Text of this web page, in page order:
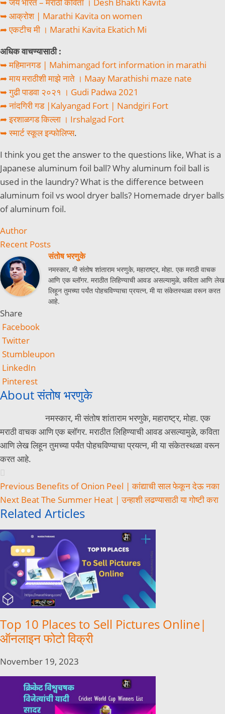
➥ आक्रोश | Marathi Kavita on women
➦ एकटीच मी । Marathi Kavita Ekatich Mi
अधिक वाचण्यासाठी :
➥ महिमानगड | Mahimangad fort information in marathi
➦ माय मराठीशी माझे नाते । Maay Marathishi maze nate
➥ गुढी पाडवा २०२१ । Gudi Padwa 2021
➦ नांदगिरी गड |Kalyangad Fort | Nandgiri Fort
➦ इरशाळगड किल्ला । Irshalgad Fort
➥ स्मार्ट स्कूल इन्फोलिप्स.
I think you get the answer to the questions like, What is a
Japanese aluminum foil ball? Why aluminum foil ball is
used in the laundry? What is the difference between
aluminum foil vs wool dryer balls? Homemade dryer balls
of aluminum foil.
Author
Recent Posts
संतोष भरणुके
नमस्कार, मी संतोष शांताराम भरणुके, महाराष्ट्र, मोहा. एक मराठी वाचक
आणि एक ब्लॉगर. मराठीत लिहिण्याची आवड असल्यामुळे, कविता आणि लेख
लिहून तुमच्या पर्यंत पोहचविण्याचा प्रयत्न, मी या संकेतस्थळा वरून करत
आहे.
Share
Facebook
Twitter
Stumbleupon
LinkedIn
Pinterest
About संतोष भरणुके
नमस्कार, मी संतोष शांताराम भरणुके, महाराष्ट्र, मोहा. एक
मराठी वाचक आणि एक ब्लॉगर. मराठीत लिहिण्याची आवड असल्यामुळे, कविता
आणि लेख लिहून तुमच्या पर्यंत पोहचविण्याचा प्रयत्न, मी या संकेतस्थळा वरून
करत आहे.
Previous Benefits of Onion Peel | कांद्याची साल फेकून देऊ नका
Next Beat The Summer Heat | उन्हाशी लढण्यासाठी या गोष्टी करा
Related Articles
Top 10 Places to Sell Pictures Online|
ऑनलाइन फोटो विक्री
November 19, 2023